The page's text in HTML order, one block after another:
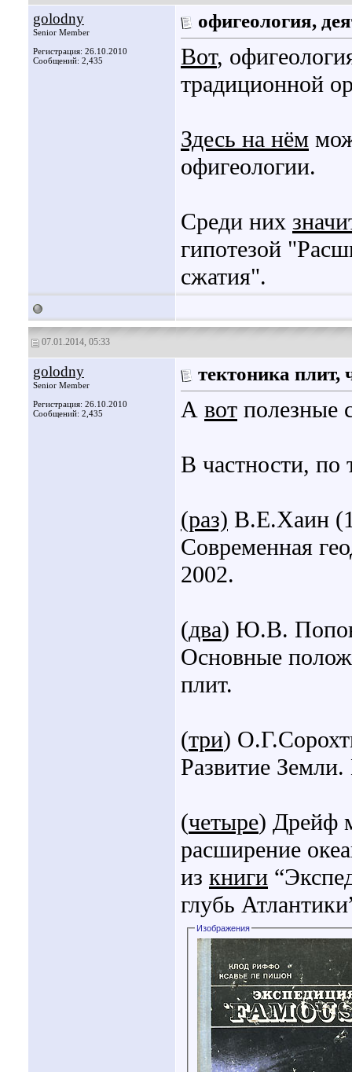
golodny
Senior Member
Регистрация: 26.10.2010
Сообщений: 2,435
офигеология,
Вот,
традиционной
Здесь на нём
офигеологии.
Среди них
гипотезой
сжатия".
07.01.2014, 05:33
golodny
Senior Member
Регистрация: 26.10.2010
Сообщений: 2,435
тектоника плит,
А вот полезные
В частности, по
(раз) В.Е.Хаин
Cовременная
2002.
(два) Ю.В.
Основные
плит.
(три)
Развитие
(четыре) Дрейф
расширение
из книги
глубь
Изображения